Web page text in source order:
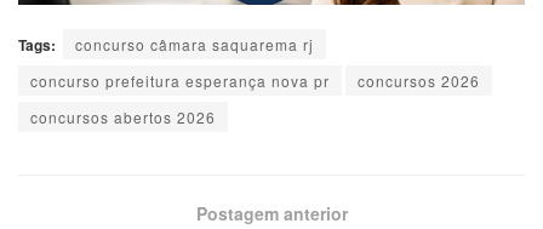
Tags:
concurso câmara saquarema rj
concurso prefeitura esperança nova pr
concursos 2026
concursos abertos 2026
Postagem anterior